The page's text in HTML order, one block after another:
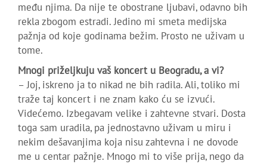
među njima. Da nije te obostrane ljubavi, odavno bih
rekla zbogom estradi. Jedino mi smeta medijska
pažnja od koje godinama bežim. Prosto ne uživam u
tome.
Mnogi priželjkuju vaš koncert u Beogradu, a vi?
– Joj, iskreno ja to nikad ne bih radila. Ali, toliko mi
traže taj koncert i ne znam kako ću se izvući.
Videćemo. Izbegavam velike i zahtevne stvari. Dosta
toga sam uradila, pa jednostavno uživam u miru i
nekim dešavanjima koja nisu zahtevna i ne dovode
me u centar pažnje. Mnogo mi to više prija, nego da